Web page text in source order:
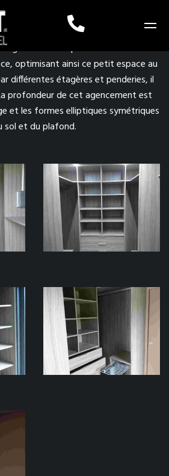
sur mesure épousant la forme
optimisant ainsi ce petit espace au
différentes étagères et penderies, il
profondeur de cet agencement est
et les formes elliptiques symétriques
sol et du plafond.